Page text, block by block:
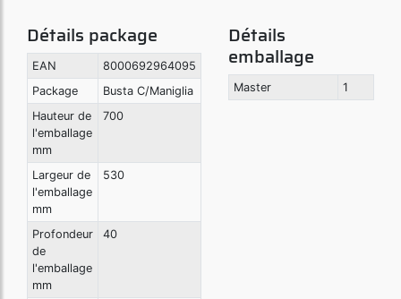
Détails package
EAN
8000692964095
Package
Busta C/Maniglia
Hauteur de
l'emballage
mm
700
Largeur de
l'emballage
mm
530
Profondeur
de
l'emballage
mm
40
Détails
emballage
Master 1